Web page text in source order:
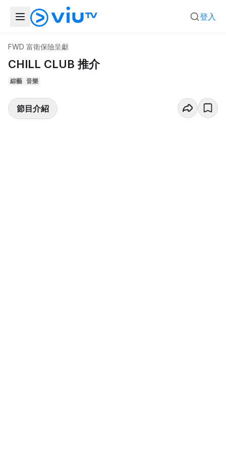
登入
FWD 富衛保險呈獻
CHILL CLUB 推介
綜藝 音樂
節目介紹